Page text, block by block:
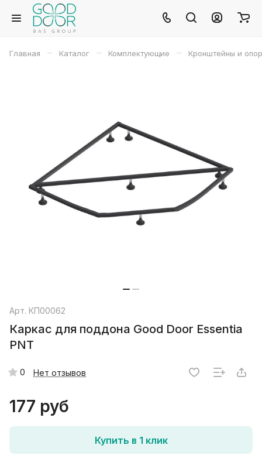
Главная – Каталог – Комплектующие – Кронштейны и
Арт. КП00062
Каркас для поддона Good Door Essentia
PNT
0 Нет отзывов
177 руб
Купить в 1 клик